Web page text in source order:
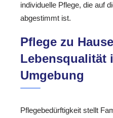
individuelle Pflege, die auf
abgestimmt ist.
Pflege zu
Lebensqualität
Umgebung
Pflegebedürftigkeit stellt